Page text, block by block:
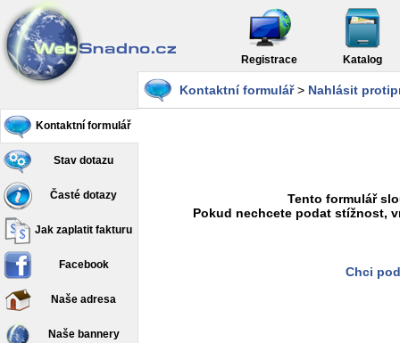
Registrace Katalog
Kontaktní formulář
Stav dotazu
Časté dotazy
Jak zaplatit fakturu
Facebook
Naše adresa
Naše bannery
Kontaktní formulář> Nahlásit
Tento formulář
Pokud nechcete podat stížnost,
Chci